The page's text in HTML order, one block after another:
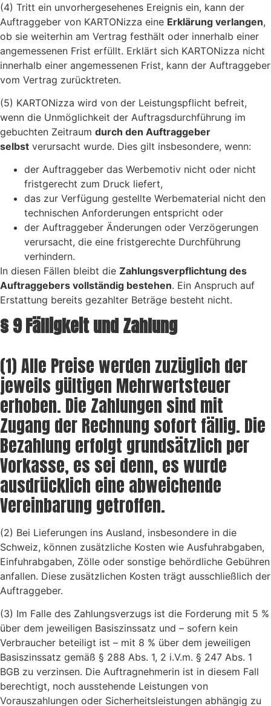
(4) Tritt ein unvorhergesehenes Ereignis ein, kann der
Auftraggeber von KARTONizza eine Erklärung verlangen,
ob sie weiterhin am Vertrag festhält oder innerhalb einer
angemessenen Frist erfüllt. Erklärt sich KARTONizza nicht
innerhalb einer angemessenen Frist, kann der Auftraggeber
vom Vertrag zurücktreten.
(5) KARTONizza wird von der Leistungspflicht befreit,
wenn die Unmöglichkeit der Auftragsdurchführung im
gebuchten Zeitraum durch den Auftraggeber
selbst verursacht wurde. Dies gilt insbesondere, wenn:
der Auftraggeber das Werbemotiv nicht oder nicht
fristgerecht zum Druck liefert,
das zur Verfügung gestellte Werbematerial nicht den
technischen Anforderungen entspricht oder
der Auftraggeber Änderungen oder Verzögerungen
verursacht, die eine fristgerechte Durchführung
verhindern.
In diesen Fällen bleibt die Zahlungsverpflichtung des
Auftraggebers vollständig bestehen. Ein Anspruch auf
Erstattung bereits gezahlter Beträge besteht nicht.
§ 9 Fälligkeit und Zahlung
(1) Alle Preise werden zuzüglich der
jeweils gültigen Mehrwertsteuer
erhoben. Die Zahlungen sind mit
Zugang der Rechnung sofort fällig. Die
Bezahlung erfolgt grundsätzlich per
Vorkasse, es sei denn, es wurde
ausdrücklich eine abweichende
Vereinbarung getroffen.
(2) Bei Lieferungen ins Ausland, insbesondere in die
Schweiz, können zusätzliche Kosten wie Ausfuhrabgaben,
Einfuhrabgaben, Zölle oder sonstige behördliche Gebühren
anfallen. Diese zusätzlichen Kosten trägt ausschließlich der
Auftraggeber.
(3) Im Falle des Zahlungsverzugs ist die Forderung mit 5 %
über dem jeweiligen Basiszinssatz und – sofern kein
Verbraucher beteiligt ist – mit 8 % über dem jeweiligen
Basiszinssatz gemäß § 288 Abs. 1, 2 i.V.m. § 247 Abs. 1
BGB zu verzinsen. Die Auftragnehmerin ist in diesem Fall
berechtigt, noch ausstehende Leistungen von
Vorauszahlungen oder Sicherheitsleistungen abhängig zu